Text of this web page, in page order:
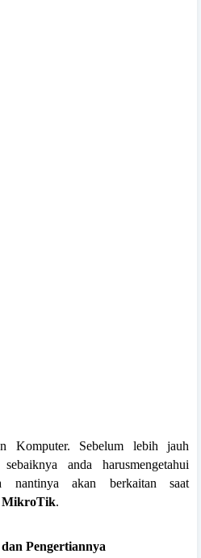
Komputer. Sebelum lebih jauh
anda harusmengetahui
nantinya akan berkaitan saat
MikroTik.
Pengertiannya